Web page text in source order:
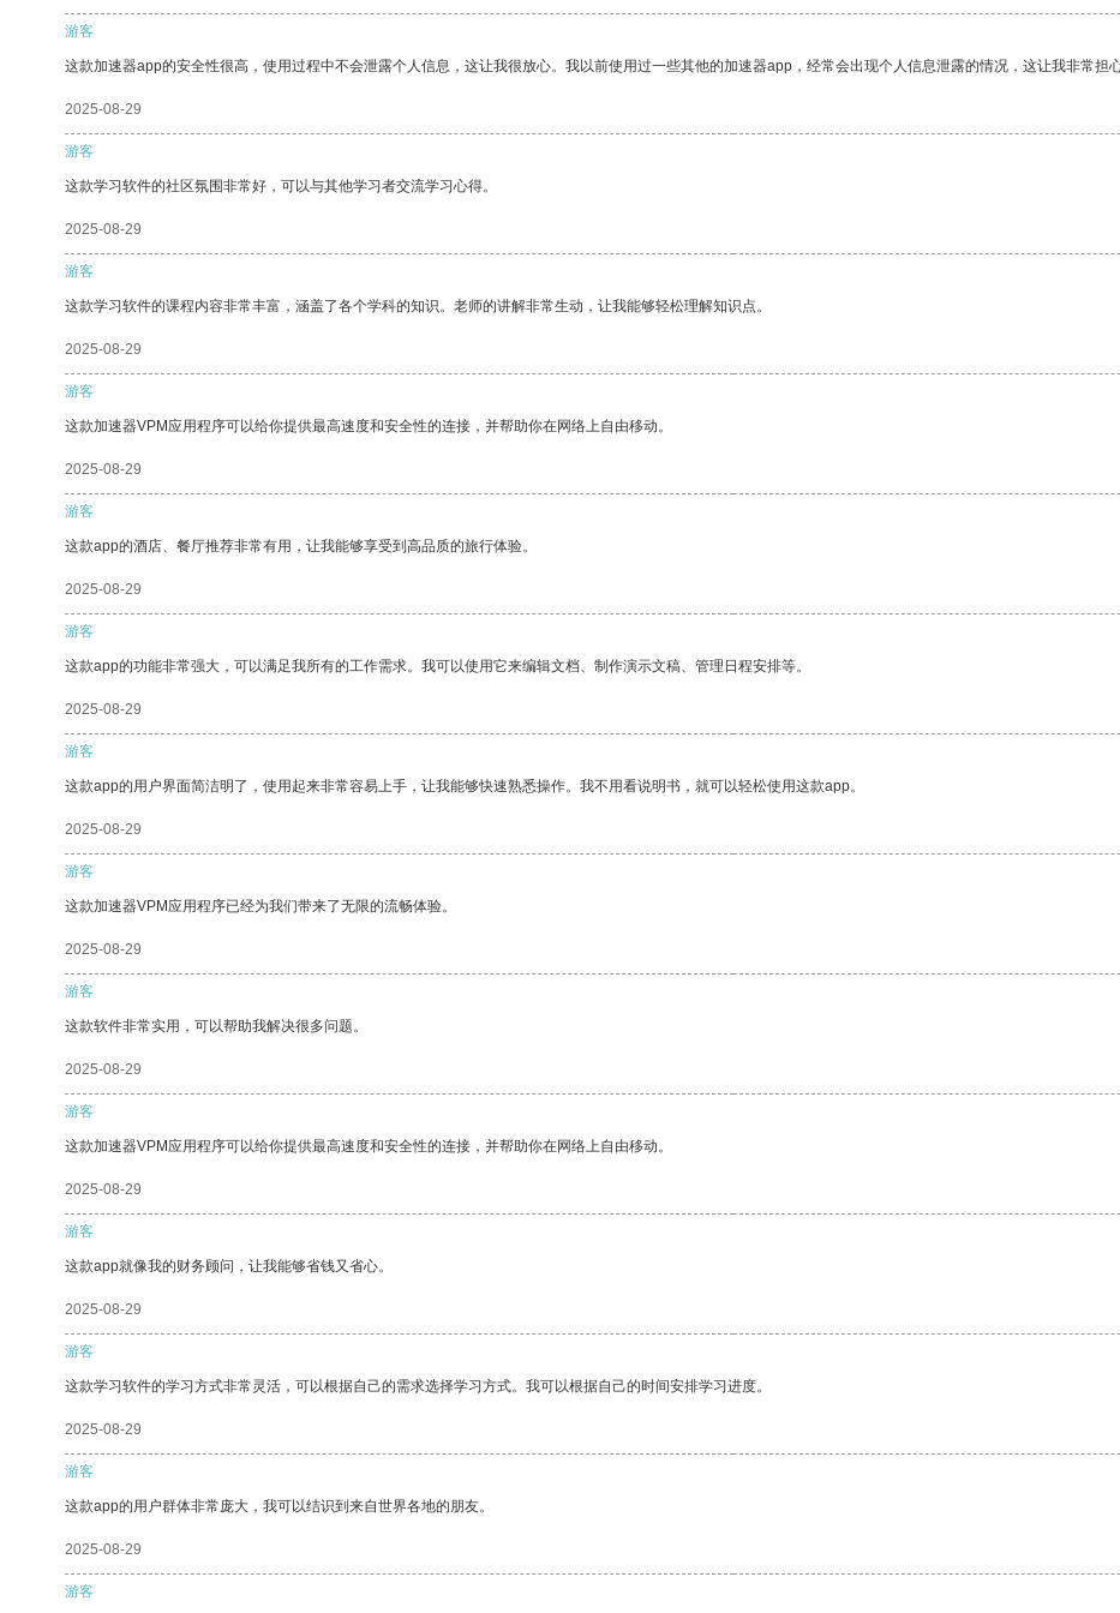
游客
这款加速器app的安全性很高，使用过程中不会泄露个人信息，这让我很放心。我以前使用过一些其他的加速器app，经常会出现个人信息泄露的情况，这让我非常担心
2025-08-29
游客
这款学习软件的社区氛围非常好，可以与其他学习者交流学习心得。
2025-08-29
游客
这款学习软件的课程内容非常丰富，涵盖了各个学科的知识。老师的讲解非常生动，让我能够轻松理解知识点。
2025-08-29
游客
这款加速器VPM应用程序可以给你提供最高速度和安全性的连接，并帮助你在网络上自由移动。
2025-08-29
游客
这款app的酒店、餐厅推荐非常有用，让我能够享受到高品质的旅行体验。
2025-08-29
游客
这款app的功能非常强大，可以满足我所有的工作需求。我可以使用它来编辑文档、制作演示文稿、管理日程安排等。
2025-08-29
游客
这款app的用户界面简洁明了，使用起来非常容易上手，让我能够快速熟悉操作。我不用看说明书，就可以轻松使用这款app。
2025-08-29
游客
这款加速器VPM应用程序已经为我们带来了无限的流畅体验。
2025-08-29
游客
这款软件非常实用，可以帮助我解决很多问题。
2025-08-29
游客
这款加速器VPM应用程序可以给你提供最高速度和安全性的连接，并帮助你在网络上自由移动。
2025-08-29
游客
这款app就像我的财务顾问，让我能够省钱又省心。
2025-08-29
游客
这款学习软件的学习方式非常灵活，可以根据自己的需求选择学习方式。我可以根据自己的时间安排学习进度。
2025-08-29
游客
这款app的用户群体非常庞大，我可以结识到来自世界各地的朋友。
2025-08-29
游客